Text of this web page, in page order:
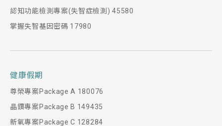
認知功能檢測專案(失智症檢測) 45580
掌握失智基因密碼 17980
健康假期
尊榮專案Package A 180076
晶鑽專案Package B 149435
新氧專案Package C 128284